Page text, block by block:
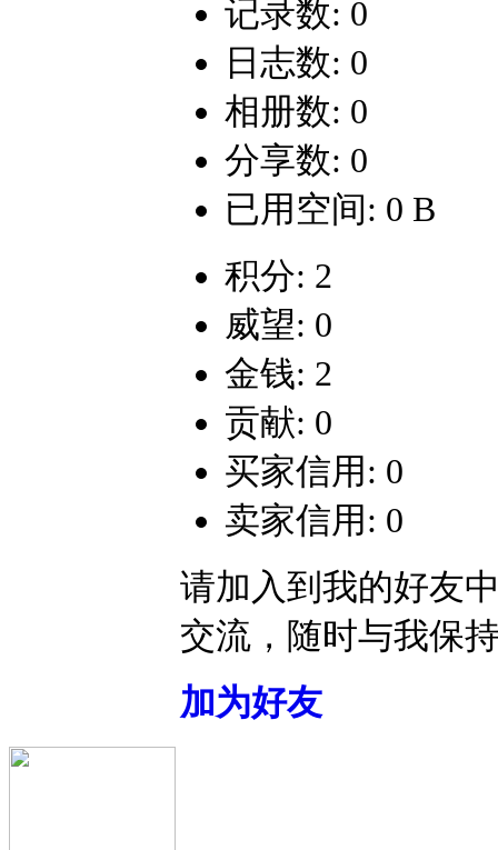
记录数: 0
日志数: 0
相册数: 0
分享数: 0
已用空间: 0 B
积分: 2
威望: 0
金钱: 2
贡献: 0
买家信用: 0
卖家信用: 0
请加入到我的好友
交流，随时与我保
加为好友